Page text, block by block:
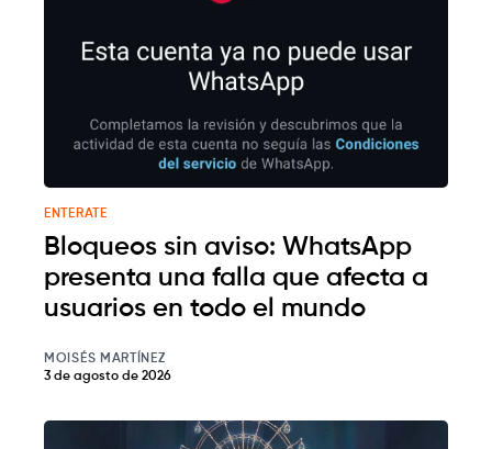
ENTERATE
Bloqueos sin aviso: WhatsApp
presenta una falla que afecta a
usuarios en todo el mundo
MOISÉS MARTÍNEZ
3 de agosto de 2026